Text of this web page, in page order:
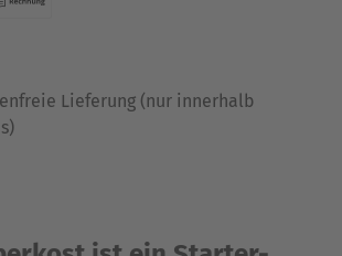
Lieferung (nur innerhalb